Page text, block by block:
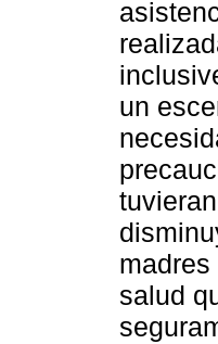
un
salud